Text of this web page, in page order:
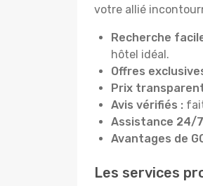
votre allié
Recherche
hôtel idéal.
Offres
Prix
Avis vérifiés :
Assistance 24/
Avantages de
Les services